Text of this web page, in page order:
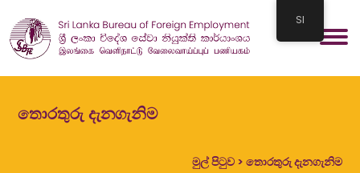
තොරතුරු දැනගැනිම
මුල් පිටුව> තොරතුරු දැනගැනිම
SI